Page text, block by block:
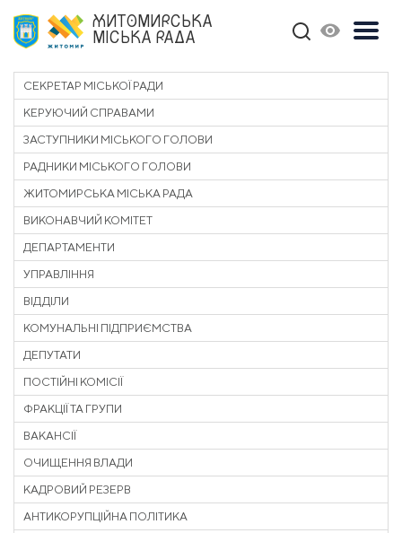
ЖИТОМИРСЬКА
МІСЬКА РАДА
СЕКРЕТАР МІСЬКОЇ РАДИ
КЕРУЮЧИЙ СПРАВАМИ
ЗАСТУПНИКИ МІСЬКОГО ГОЛОВИ
РАДНИКИ МІСЬКОГО ГОЛОВИ
ЖИТОМИРСЬКА МІСЬКА РАДА
ВИКОНАВЧИЙ КОМІТЕТ
ДЕПАРТАМЕНТИ
УПРАВЛІННЯ
ВІДДІЛИ
КОМУНАЛЬНІ ПІДПРИЄМСТВА
ДЕПУТАТИ
ПОСТІЙНІ КОМІСІЇ
ФРАКЦІЇ ТА ГРУПИ
ВАКАНСІЇ
ОЧИЩЕННЯ ВЛАДИ
КАДРОВИЙ РЕЗЕРВ
АНТИКОРУПЦІЙНА ПОЛІТИКА